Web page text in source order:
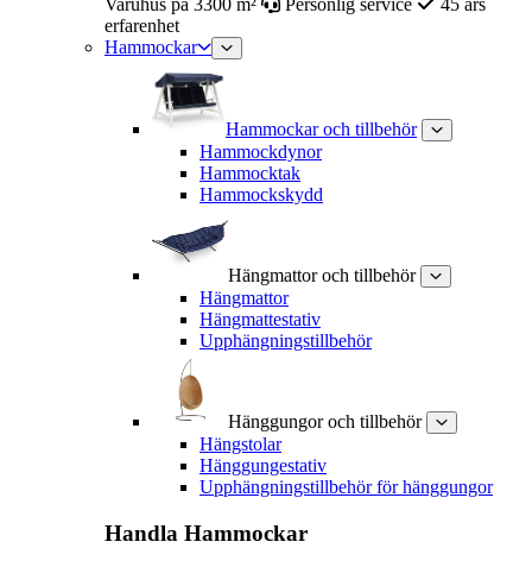
Varuhus på 3300 m²
Personlig service
45 års
erfarenhet
Hammockar
Hammockar och tillbehör
Hammockdynor
Hammocktak
Hammockskydd
Hängmattor och tillbehör
Hängmattor
Hängmattestativ
Upphängningstillbehör
Hänggungor och tillbehör
Hängstolar
Hänggungestativ
Upphängningstillbehör för hänggungor
Handla Hammockar